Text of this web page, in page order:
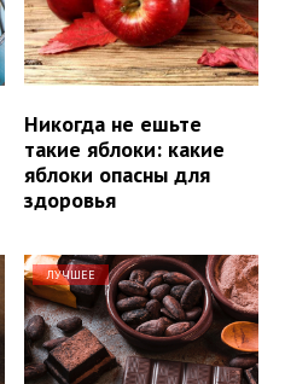
Никогда не ешьте
такие яблоки: какие
яблоки опасны для
здоровья
ЛУЧШЕЕ